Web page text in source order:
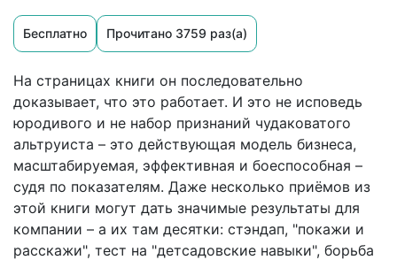
Бесплатно Прочитано 3759 раз(а)
На страницах книги он последовательно
доказывает, что это работает. И это не исповедь
юродивого и не набор признаний чудаковатого
альтруиста – это действующая модель бизнеса,
масштабируемая, эффективная и боеспособная –
судя по показателям. Даже несколько приёмов из
этой книги могут дать значимые результаты для
компании – а их там десятки: стэндап, "покажи и
расскажи", тест на "детсадовские навыки", борьба